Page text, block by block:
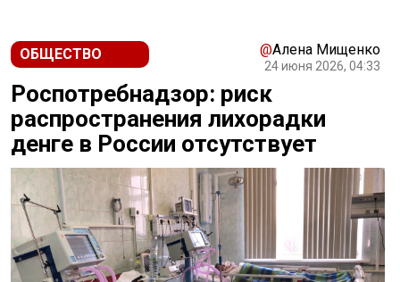
ОБЩЕСТВО @Алена Мищенко
24 июня 2026, 04:33
Роспотребнадзор: риск
распространения лихорадки
денге в России отсутствует